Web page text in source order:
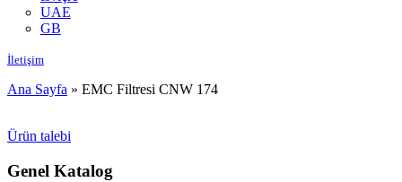
UAE
GB
İletişim
Ana Sayfa » EMC Filtresi CNW 174
Ürün talebi
Genel Katalog